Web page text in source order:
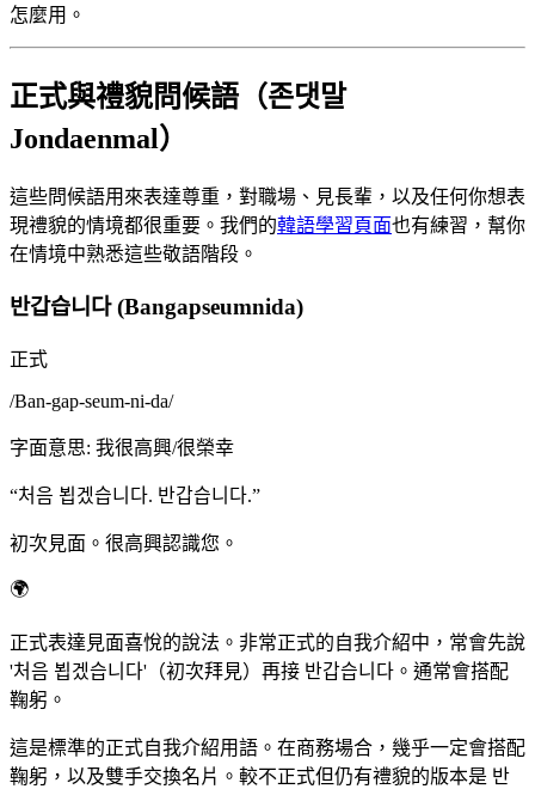
怎麼用。
正式與禮貌問候語（존댓말
Jondaenmal）
這些問候語用來表達尊重，對職場、見長輩，以及任何你想表
現禮貌的情境都很重要。我們的韓語學習頁面也有練習，幫你
在情境中熟悉這些敬語階段。
반갑습니다 (Bangapseumnida)
正式
/Ban-gap-seum-ni-da/
字面意思: 我很高興/很榮幸
“처음 뵙겠습니다. 반갑습니다.”
初次見面。很高興認識您。
🌍
正式表達見面喜悅的說法。非常正式的自我介紹中，常會先說
'처음 뵙겠습니다'（初次拜見）再接 반갑습니다。通常會搭配
鞠躬。
這是標準的正式自我介紹用語。在商務場合，幾乎一定會搭配
鞠躬，以及雙手交換名片。較不正式但仍有禮貌的版本是 반